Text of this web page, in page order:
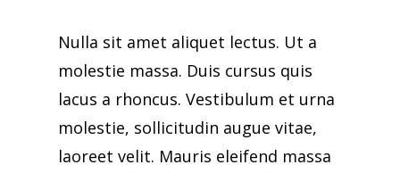
Nulla sit amet aliquet lectus. Ut a
molestie massa. Duis cursus quis
lacus a rhoncus. Vestibulum et urna
molestie, sollicitudin augue vitae,
laoreet velit. Mauris eleifend massa